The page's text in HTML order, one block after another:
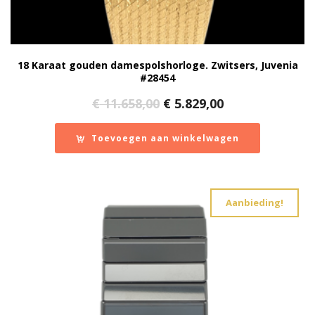
18 Karaat gouden damespolshorloge. Zwitsers, Juvenia
#28454
€11.658,00 Oorspronkelijke
prijs
was:
€ 11.658,00.
€5.829,00Huidige
prijs
is:
€ 5.829,00.
Toevoegen aan winkelwagen
Aanbieding!